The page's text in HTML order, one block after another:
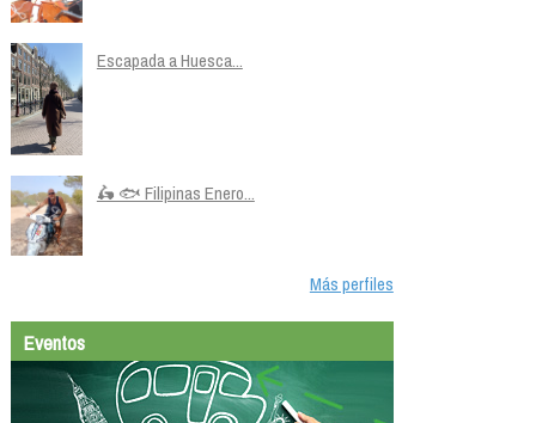
Escapada a Huesca...
🛵 🐟 Filipinas Enero...
Más perfiles
Eventos